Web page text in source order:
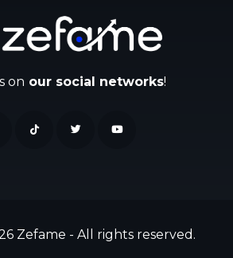
on our social networks!
Zefame - All rights reserved.